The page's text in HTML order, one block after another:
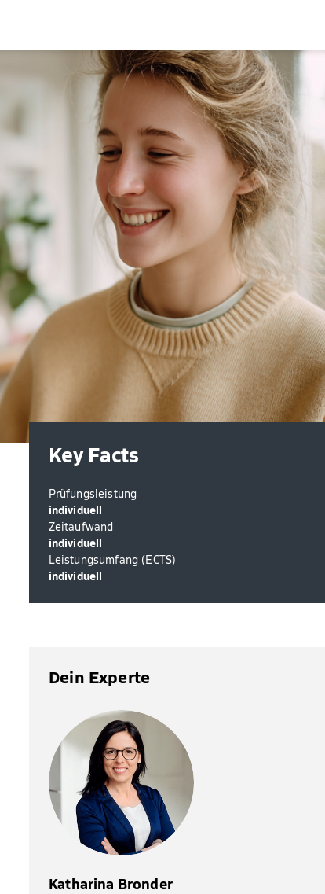
Key Facts
Prüfungsleistung
individuell
Zeitaufwand
individuell
Leistungsumfang (ECTS)
individuell
Dein Experte
Katharina Bronder